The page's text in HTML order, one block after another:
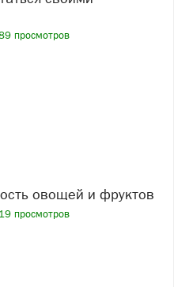
просмотров
овощей и фруктов
просмотров